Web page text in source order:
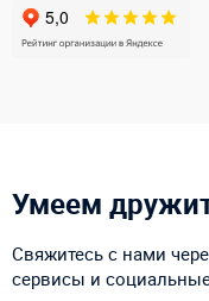
Умеем
Свяжитесь с нами
сервисы и